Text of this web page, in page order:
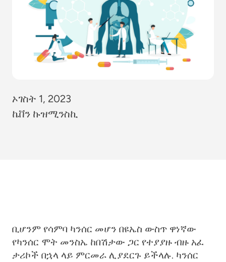
ኦገስት 1, 2023
ኬቨን ኩዝሚንስኪ
ቢሆንምየሳምባ ካንሰር መሆን በዩኤስ ውስጥ ዋነኛው
የካንሰር ሞት መንስኤ ከበሽታው ጋር የተያያዙ ብዙ አፈ
ታሪኮች በኋላ ላይ ምርመራ ሊያደርጉ ይችላሉ. ካንሰር